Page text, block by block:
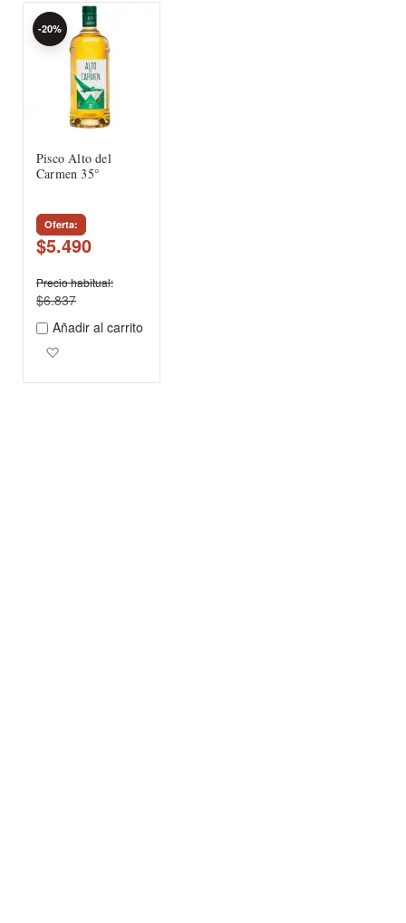
Pisco Alto del
Carmen 35°
Oferta
$5.490
-20%
Precio habitual
$6.837
Añadir al carrito